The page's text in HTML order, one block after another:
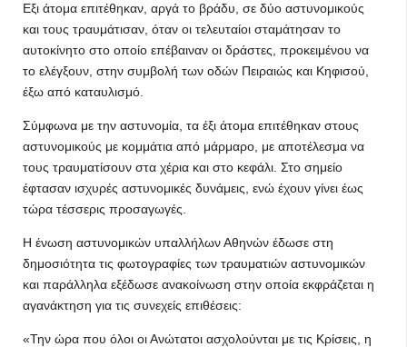
Εξι άτομα επιτέθηκαν, αργά το βράδυ, σε δύο αστυνομικούς
και τους τραυμάτισαν, όταν οι τελευταίοι σταμάτησαν το
αυτοκίνητο στο οποίο επέβαιναν οι δράστες, προκειμένου να
το ελέγξουν, στην συμβολή των οδών Πειραιώς και Κηφισού,
έξω από καταυλισμό.
Σύμφωνα με την αστυνομία, τα έξι άτομα επιτέθηκαν στους
αστυνομικούς με κομμάτια από μάρμαρο, με αποτέλεσμα να
τους τραυματίσουν στα χέρια και στο κεφάλι. Στο σημείο
έφτασαν ισχυρές αστυνομικές δυνάμεις, ενώ έχουν γίνει έως
τώρα τέσσερις προσαγωγές.
Η ένωση αστυνομικών υπαλλήλων Αθηνών έδωσε στη
δημοσιότητα τις φωτογραφίες των τραυματιών αστυνομικών
και παράλληλα εξέδωσε ανακοίνωση στην οποία εκφράζεται η
αγανάκτηση για τις συνεχείς επιθέσεις:
«Την ώρα που όλοι οι Ανώτατοι ασχολούνται με τις Κρίσεις, η